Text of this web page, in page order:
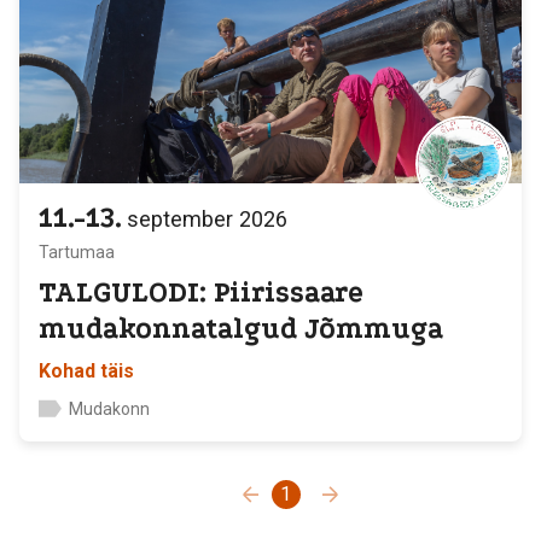
2026
11.-13. september
Tartumaa
TALGULODI: Piirissaare
mudakonnatalgud Jõmmuga
Kohad täis
Mudakonn
1